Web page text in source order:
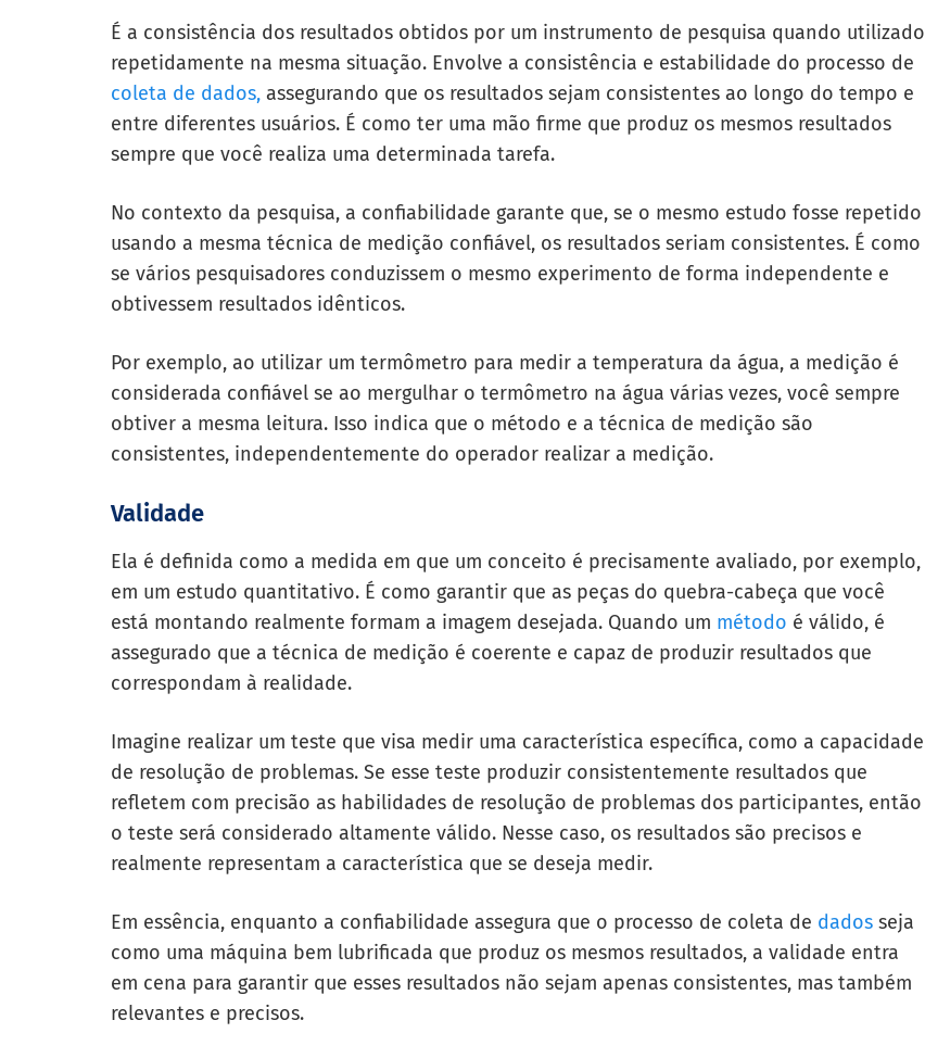
É a consistência dos resultados obtidos por um instrumento de pesquisa quando utilizado
repetidamente na mesma situação. Envolve a consistência e estabilidade do processo de
coleta de dados, assegurando que os resultados sejam consistentes ao longo do tempo e
entre diferentes usuários. É como ter uma mão firme que produz os mesmos resultados
sempre que você realiza uma determinada tarefa.
No contexto da pesquisa, a confiabilidade garante que, se o mesmo estudo fosse repetido
usando a mesma técnica de medição confiável, os resultados seriam consistentes. É como
se vários pesquisadores conduzissem o mesmo experimento de forma independente e
obtivessem resultados idênticos.
Por exemplo, ao utilizar um termômetro para medir a temperatura da água, a medição é
considerada confiável se ao mergulhar o termômetro na água várias vezes, você sempre
obtiver a mesma leitura. Isso indica que o método e a técnica de medição são
consistentes, independentemente do operador realizar a medição.
Validade
Ela é definida como a medida em que um conceito é precisamente avaliado, por exemplo,
em um estudo quantitativo. É como garantir que as peças do quebra-cabeça que você
está montando realmente formam a imagem desejada. Quando um método é válido, é
assegurado que a técnica de medição é coerente e capaz de produzir resultados que
correspondam à realidade.
Imagine realizar um teste que visa medir uma característica específica, como a capacidade
de resolução de problemas. Se esse teste produzir consistentemente resultados que
refletem com precisão as habilidades de resolução de problemas dos participantes, então
o teste será considerado altamente válido. Nesse caso, os resultados são precisos e
realmente representam a característica que se deseja medir.
Em essência, enquanto a confiabilidade assegura que o processo de coleta de dados seja
como uma máquina bem lubrificada que produz os mesmos resultados, a validade entra
em cena para garantir que esses resultados não sejam apenas consistentes, mas também
relevantes e precisos.